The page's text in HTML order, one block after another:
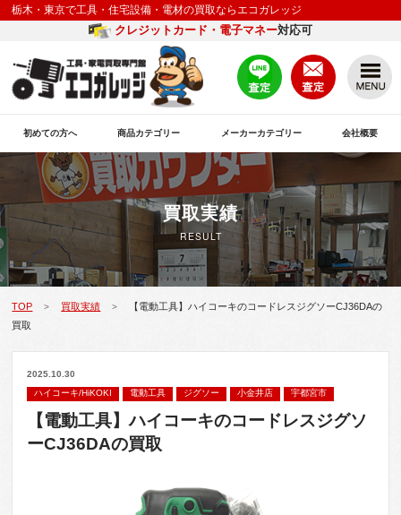
栃木・東京で工具・住宅設備・電材の買取ならエコガレッジ
クレジットカード・電子マネー対応可
初めての方へ 商品カテゴリー メーカーカテゴリー 会社概要
買取実績
RESULT
TOP > 買取実績 >
【電動工具】ハイコーキのコードレスジグソーCJ36DAの
買取
2025.10.30
ハイコーキ/HiKOKI
電動工具 ジグソー 小金井店 宇都宮市
【電動工具】ハイコーキのコードレスジグソ
ーCJ36DAの買取